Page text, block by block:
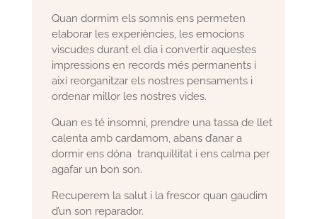
Quan dormim els somnis ens permeten
elaborar les experiències, les emocions
viscudes durant el dia i convertir aquestes
impressions en records més permanents i
així reorganitzar els nostres pensaments i
ordenar millor les nostres vides.
Quan es té insomni, prendre una tassa de llet
calenta amb cardamom, abans d’anar a
dormir ens dóna tranquil·litat i ens calma per
agafar un bon son.
Recuperem la salut i la frescor quan gaudim
d’un son reparador.